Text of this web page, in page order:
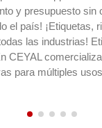
y presupuesto sin
el país! ¡Etiquetas,
las industrias!
CEYAL
para múltiples